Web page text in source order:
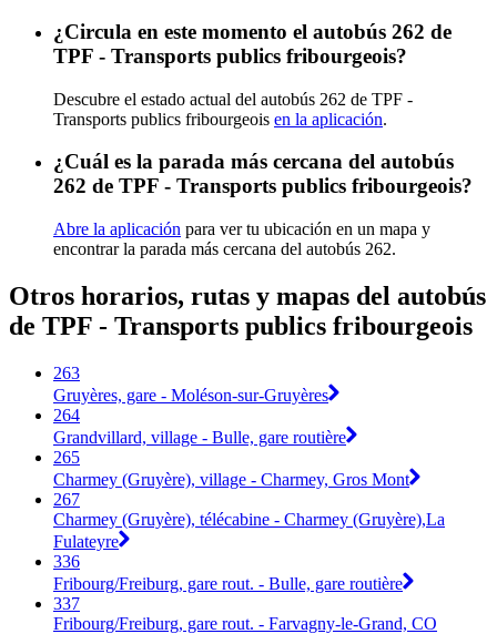
¿Circula en este momento el autobús 262 de
TPF - Transports publics fribourgeois?
Descubre el estado actual del autobús 262 de TPF -
Transports publics fribourgeois en la aplicación.
¿Cuál es la parada más cercana del autobús
262 de TPF - Transports publics fribourgeois?
Abre la aplicación para ver tu ubicación en un mapa y
encontrar la parada más cercana del autobús 262.
Otros horarios, rutas y mapas del autobús
de TPF - Transports publics fribourgeois
263
Gruyères, gare - Moléson-sur-Gruyères
264
Grandvillard, village - Bulle, gare routière
265
Charmey (Gruyère), village - Charmey, Gros Mont
267
Charmey (Gruyère), télécabine - Charmey (Gruyère),La
Fulateyre
336
Fribourg/Freiburg, gare rout. - Bulle, gare routière
337
Fribourg/Freiburg, gare rout. - Farvagny-le-Grand, CO